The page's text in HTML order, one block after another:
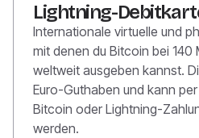
Lightning-
Internationale virtuelle und
mit denen du Bitcoin bei 140
weltweit ausgeben kannst.
Euro-Guthaben und kann
Bitcoin oder Lightning-
werden.